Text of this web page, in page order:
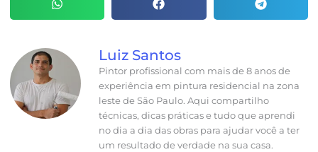
Luiz Santos
Pintor profissional com mais de 8 anos de
experiência em pintura residencial na zona
leste de São Paulo. Aqui compartilho
técnicas, dicas práticas e tudo que aprendi
no dia a dia das obras para ajudar você a ter
um resultado de verdade na sua casa.